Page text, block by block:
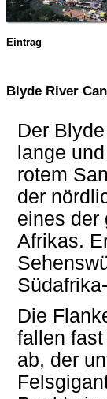
Eintrag
Blyde River
Der
lange
rotem
der
eines der
Afrikas.
Die
fallen
ab, der